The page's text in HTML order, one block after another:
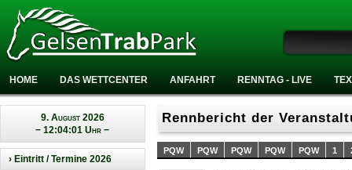
HOME DAS WETTCENTER ANFAHRT RENNTAG - LIVE
9. August 2026
− 12:04:01 Uhr −
› Eintritt / Termine 2026
Rennbericht der
PQW PQW PQW PQW PQW 1